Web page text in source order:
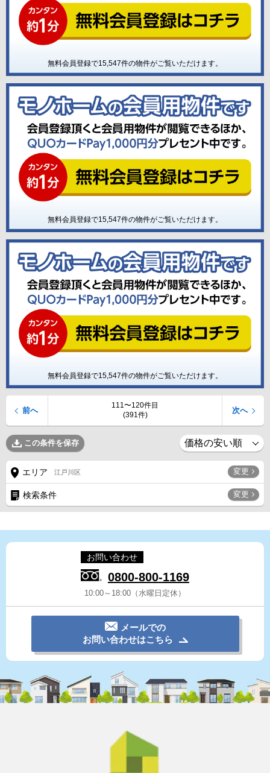
無料会員登録で15,547件の物件がご覧いただけます。
無料会員登録で15,547件の物件がご覧いただけます。
無料会員登録で15,547件の物件がご覧いただけます。
111〜120件目
(391件)
前へ 次へ
この条件を保存
エリア 江戸川区 変更
検索条件 変更
お問い合わせ
0800-800-1169
10:00～18:00（水曜日定休）
メールでの
お問い合わせはこちら